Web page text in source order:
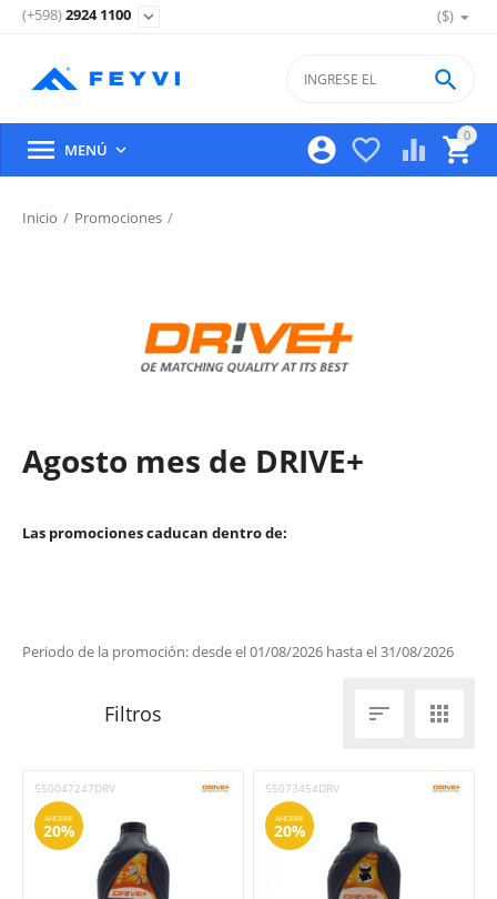
($)
(+598)2924 1100 expand_more
0

 


 MENÚ 
Inicio / Promociones /
Agosto mes de DRIVE+
Las promociones caducan dentro de:
Periodo de la promoción: desde el 01/08/2026 hasta el 31/08/2026
 
550047247DRV
AHORRE
20%
55073454DRV
AHORRE
20%